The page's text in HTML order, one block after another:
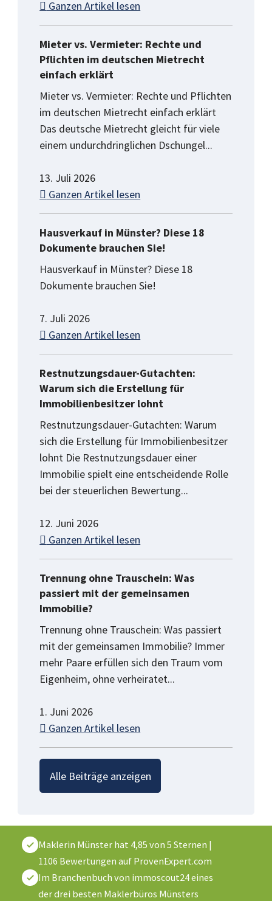
Ganzen Artikel lesen
Mieter vs. Vermieter: Rechte und
Pflichten im deutschen Mietrecht
einfach erklärt
Mieter vs. Vermieter: Rechte und Pflichten
im deutschen Mietrecht einfach erklärt
Das deutsche Mietrecht gleicht für viele
einem undurchdringlichen Dschungel...
13. Juli 2026
Ganzen Artikel lesen
Hausverkauf in Münster? Diese 18
Dokumente brauchen Sie!
Hausverkauf in Münster? Diese 18
Dokumente brauchen Sie!
7. Juli 2026
Ganzen Artikel lesen
Restnutzungsdauer-Gutachten:
Warum sich die Erstellung für
Immobilienbesitzer lohnt
Restnutzungsdauer-Gutachten: Warum
sich die Erstellung für Immobilienbesitzer
lohnt Die Restnutzungsdauer einer
Immobilie spielt eine entscheidende Rolle
bei der steuerlichen Bewertung...
12. Juni 2026
Ganzen Artikel lesen
Trennung ohne Trauschein: Was
passiert mit der gemeinsamen
Immobilie?
Trennung ohne Trauschein: Was passiert
mit der gemeinsamen Immobilie? Immer
mehr Paare erfüllen sich den Traum vom
Eigenheim, ohne verheiratet...
1. Juni 2026
Ganzen Artikel lesen
Alle Beiträge anzeigen
Maklerin Münster hat 4,85 von 5 Sternen |
1106 Bewertungen auf ProvenExpert.com
Im Branchenbuch von immoscout24 eines
der drei besten Maklerbüros Münsters